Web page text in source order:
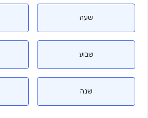
שעה
שבוע
שנה